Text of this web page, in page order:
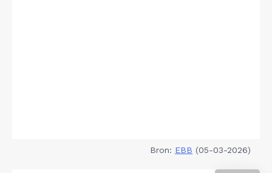
Bron: EBB (05-03-2026)